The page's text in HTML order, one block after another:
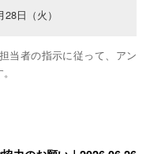
日（火）
当者の指示に従って、アン